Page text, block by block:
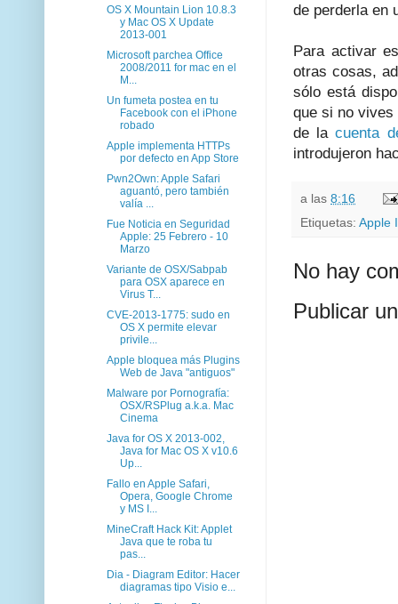
de perderla en
Para activar
otras cosas,
sólo está
que si no vives
de lacuenta
introdujeron
a las 8:16
Etiquetas: Apple
No hay
Publicar
OS X Mountain Lion 10.8.3
y Mac OS X Update
2013-001
Microsoft parchea Office
2008/2011 for mac en el
M...
Un fumeta postea en tu
Facebook con el iPhone
robado
Apple implementa HTTPs
por defecto en App Store
Pwn2Own: Apple Safari
aguantó, pero también
valía ...
Fue Noticia en Seguridad
Apple: 25 Febrero - 10
Marzo
Variante de OSX/Sabpab
para OSX aparece en
Virus T...
CVE-2013-1775: sudo en
OS X permite elevar
privile...
Apple bloquea más Plugins
Web de Java "antiguos"
Malware por Pornografía:
OSX/RSPlug a.k.a. Mac
Cinema
Java for OS X 2013-002,
Java for Mac OS X v10.6
Up...
Fallo en Apple Safari,
Opera, Google Chrome
y MS I...
MineCraft Hack Kit: Applet
Java que te roba tu
pas...
Dia - Diagram Editor: Hacer
diagramas tipo Visio e...